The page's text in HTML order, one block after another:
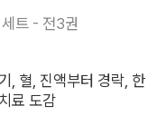
트 - 전3권
, 혈, 진액부터 경락, 한
료 도감